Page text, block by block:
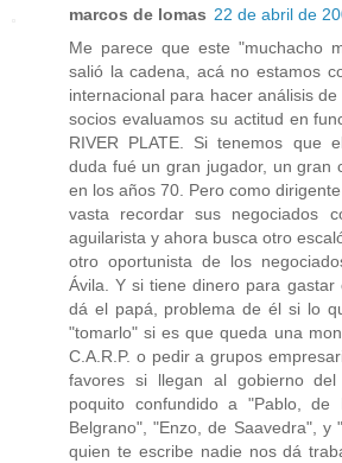
marcos de lomas 22 de abril de
Me parece que este "muchacho
salió la cadena, acá no estamos
internacional para hacer análisis
socios evaluamos su actitud en
RIVER PLATE. Si tenemos que
duda fué un gran jugador, un gran
en los años 70. Pero como
vasta recordar sus negociados
aguilarista y ahora busca otro
otro oportunista de los
Ávila. Y si tiene dinero para
dá el papá, problema de él si lo
"tomarlo" si es que queda una
C.A.R.P. o pedir a grupos
favores si llegan al gobierno
poquito confundido a "Pablo, de
Belgrano", "Enzo, de Saavedra", y
quien te escribe nadie nos dá